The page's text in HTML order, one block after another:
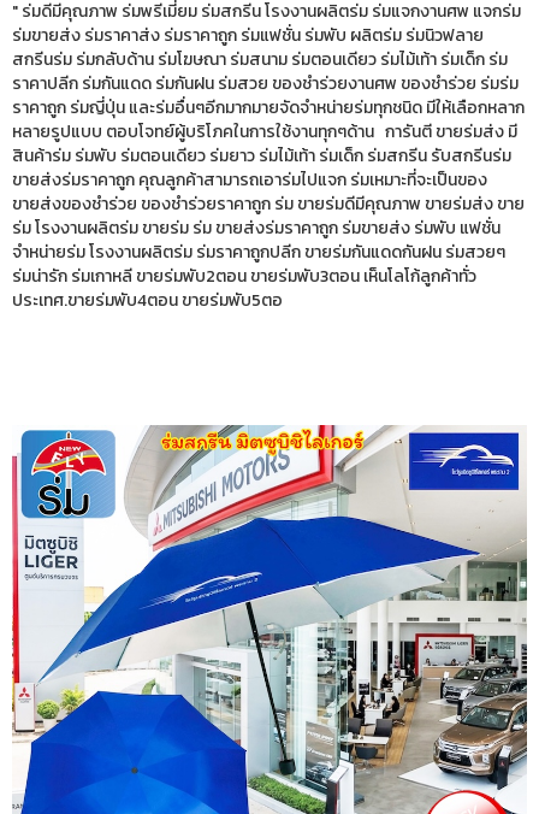
" ร่มดีมีคุณภาพ ร่มพรีเมี่ยม ร่มสกรีน โรงงานผลิตร่ม ร่มแจกงานศพ แจกร่ม
ร่มขายส่ง ร่มราคาส่ง ร่มราคาถูก ร่มแฟชั่น ร่มพับ ผลิตร่ม ร่มนิวฟลาย
สกรีนร่ม ร่มกลับด้าน ร่มโฆษณา ร่มสนาม ร่มตอนเดียว ร่มไม้เท้า ร่มเด็ก ร่ม
ราคาปลีก ร่มกันแดด ร่มกันฝน ร่มสวย ของชำร่วยงานศพ ของชำร่วย ร่มร่ม
ราคาถูก ร่มญี่ปุ่น และร่มอื่นๆอีกมากมายจัดจำหน่ายร่มทุกชนิด มีให้เลือกหลาก
หลายรูปแบบ ตอบโจทย์ผู้บริโภคในการใช้งานทุกๆด้าน การันตี ขายร่มส่ง มี
สินค้าร่ม ร่มพับ ร่มตอนเดียว ร่มยาว ร่มไม้เท้า ร่มเด็ก ร่มสกรีน รับสกรีนร่ม
ขายส่งร่มราคาถูก คุณลูกค้าสามารถเอาร่มไปแจก ร่มเหมาะที่จะเป็นของ
ขายส่งของชำร่วย ของชำร่วยราคาถูก ร่ม ขายร่มดีมีคุณภาพ ขายร่มส่ง ขาย
ร่ม โรงงานผลิตร่ม ขายร่ม ร่ม ขายส่งร่มราคาถูก ร่มขายส่ง ร่มพับ แฟชั่น
จำหน่ายร่ม โรงงานผลิตร่ม ร่มราคาถูกปลีก ขายร่มกันแดดกันฝน ร่มสวยๆ
ร่มน่ารัก ร่มเกาหลี ขายร่มพับ2ตอน ขายร่มพับ3ตอน เห็นโลโก้ลูกค้าทั่ว
ประเทศ.ขายร่มพับ4ตอน ขายร่มพับ5ตอ